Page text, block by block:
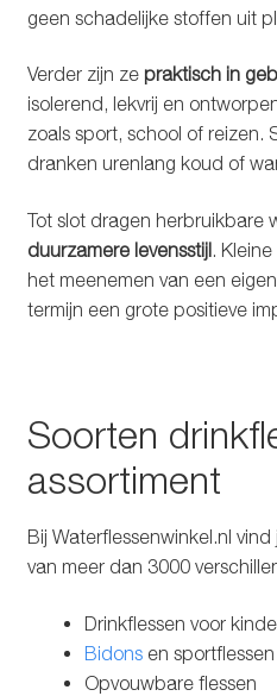
geen schadelijke stoffen uit
Verder zijn ze praktisch in
isolerend, lekvrij en
zoals sport, school of reizen.
dranken urenlang koud of
Tot slot dragen herbruikbare
duurzamere levensstijl.
het meenemen van een
termijn een grote positieve
Soorten
assortiment
Bij Waterflessenwinkel.nl
van meer dan 3000
Drinkflessen voor
Bidonsen sportflessen
Opvouwbare flessen